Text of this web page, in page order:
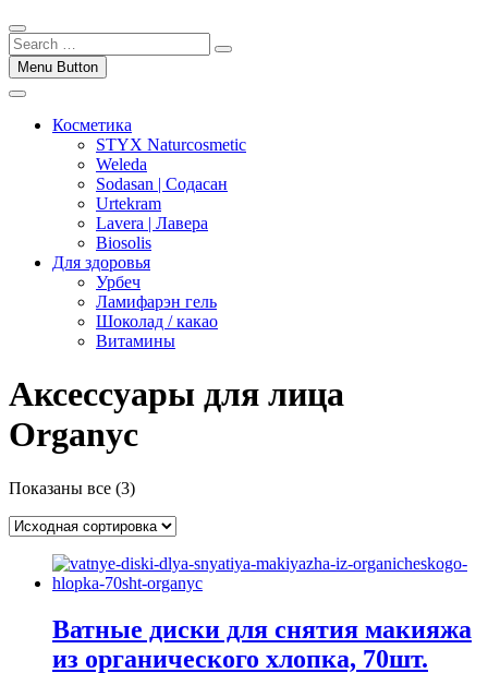
Menu Button
Косметика
STYX Naturcosmetic
Weleda
Sodasan | Содасан
Urtekram
Lavera | Лавера
Biosolis
Для здоровья
Урбеч
Ламифарэн гель
Шоколад / какао
Витамины
Аксессуары для лица
Organyc
Показаны все (3)
Ватные диски для снятия макияжа
из органического хлопка, 70шт.